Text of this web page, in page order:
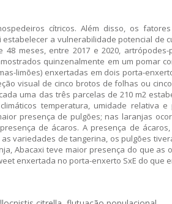
cítricos. Além disso, os
a vulnerabilidade potencial de
meses, entre 2017 e 2020,
quinzenalmente em um pomar
limões) enxertadas em dois porta-
visual de cinco brotos de folhas ou
uma das três parcelas de 210 m2
temperatura, umidade relativa e
presença de pulgões; nas laranjas
de ácaros. A presença de
variedades de tangerina, os pulgões
Abacaxi teve maior presença do que as
enxertada no porta-enxerto SxE do que